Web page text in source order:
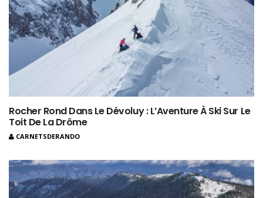
Rocher Rond Dans Le Dévoluy : L’Aventure À Ski Sur Le
Toit De La Drôme
CARNETSDERANDO